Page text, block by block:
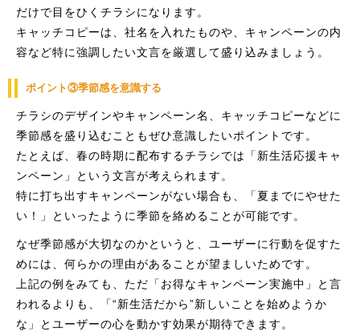
だけで目をひくチラシになります。
キャッチコピーは、社名を入れたものや、キャンペーンの内
容など特に強調したい文言を厳選して盛り込みましょう。
ポイント③季節感を意識する
チラシのデザインやキャンペーン名、キャッチコピーなどに
季節感を盛り込むこともぜひ意識したいポイントです。
たとえば、春の時期に配布するチラシでは「新生活応援キャ
ンペーン」という文言が考えられます。
特に打ち出すキャンペーンがない場合も、「夏までにやせた
い！」といったように季節を絡めることが可能です。
なぜ季節感が大切なのかというと、ユーザーに行動を促すた
めには、何らかの理由があることが望ましいためです。
上記の例をみても、ただ「お得なキャンペーン実施中」と言
われるよりも、「“新生活だから”新しいことを始めようか
な」とユーザーの心を動かす効果が期待できます。